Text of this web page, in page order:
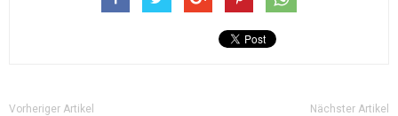
Vorheriger Artikel Nächster Artikel